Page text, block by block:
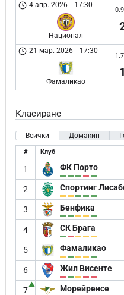
4 апр. 2026 - 17:30
Национал
21 мар. 2026 - 17:30
Фамаликаo
1
Класиране
Всички Домакин
# Клуб
1 ФК Порто
2 Спортинг
3 Бенфика
4 СК Брага
5 Фамаликаo
6 Жил Висенте
7
▲ Морейренсе